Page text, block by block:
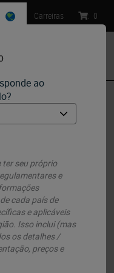
ao
ter seu próprio
e
cada país de
e aplicáveis
Isso inclui (mas
os detalhes /
preços e
Carreiras : 0